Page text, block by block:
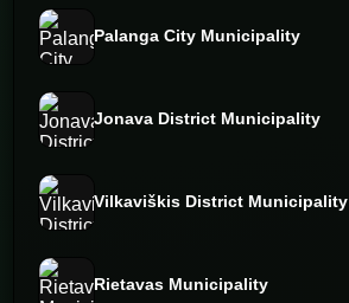
Palanga City Municipality
Jonava District Municipality
Vilkaviškis District Municipality
Rietavas Municipality